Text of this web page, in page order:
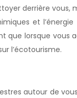
derrière
et
que lorsque
l’écotourisme.
autour de